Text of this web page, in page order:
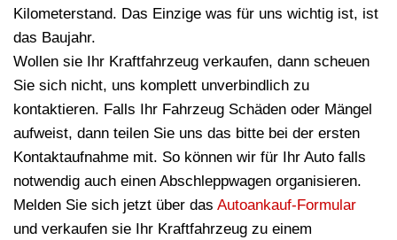
Kilometerstand. Das Einzige was für uns wichtig ist, ist
das Baujahr.
Wollen sie Ihr Kraftfahrzeug verkaufen, dann scheuen
Sie sich nicht, uns komplett unverbindlich zu
kontaktieren. Falls Ihr Fahrzeug Schäden oder Mängel
aufweist, dann teilen Sie uns das bitte bei der ersten
Kontaktaufnahme mit. So können wir für Ihr Auto falls
notwendig auch einen Abschleppwagen organisieren.
Melden Sie sich jetzt über das Autoankauf-Formular
und verkaufen sie Ihr Kraftfahrzeug zu einem